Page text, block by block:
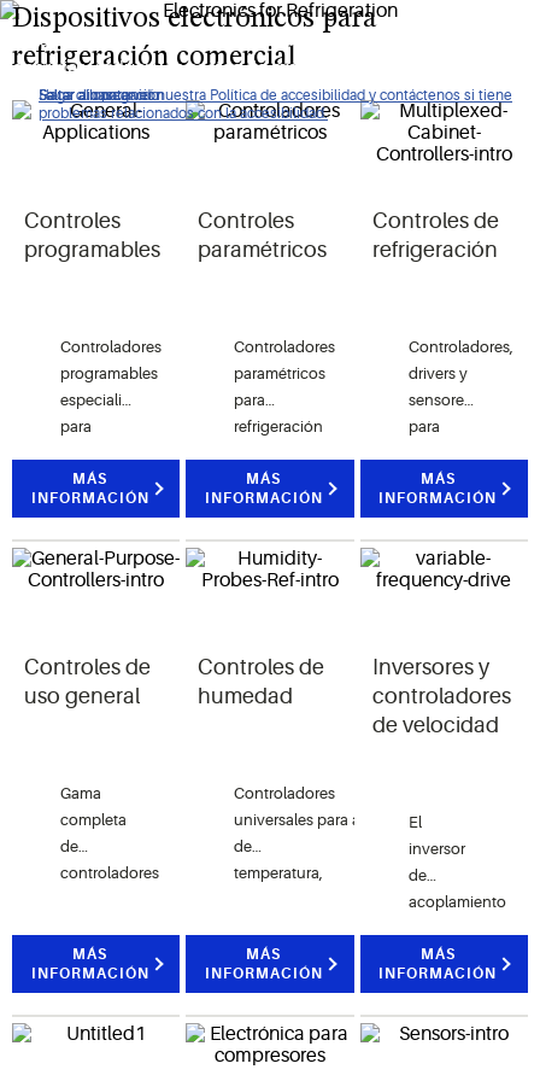
Haga clic para ver nuestra Política de accesibilidad y contáctenos si tiene
problemas relacionados con la accesibilidad.
Saltar a navegación
Saltar al contenido
Saltar a buscar
Diseñados para mejorar el rendimiento del sistema, ahorrar
energía y reducir los costos de mantenimiento.
Dispositivos electrónicos para
refrigeración comercial
Controles
programables
Controladores
programables
especializados
para
de HVAC
y para
general y
refrigeración.
MÁS
INFORMACIÓN
Controles
paramétricos
Controladores
paramétricos
para
refrigeración
diseño
innovador
interfaces
intuitivas.
MÁS
INFORMACIÓN
Controles de
refrigeración
Controladores,
drivers y
sensores
para
y venta
minorista.
MÁS
INFORMACIÓN
Controles de
uso general
Gama
completa
de
controladores
para
refrigeración
diseño
MÁS
INFORMACIÓN
Controles de
humedad
Controladores
universales para administración
de
temperatura,
MÁS
INFORMACIÓN
Inversores y
controladores
de velocidad
El
inversor
de
acoplamiento
impulsa la
eficiencia de
controladores
MÁS
INFORMACIÓN